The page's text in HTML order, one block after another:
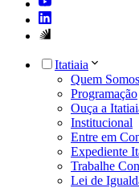
Itatiaia
Quem Somos
Programação
Ouça a
Institucional
Entre em
Expediente
Trabalhe
Lei de